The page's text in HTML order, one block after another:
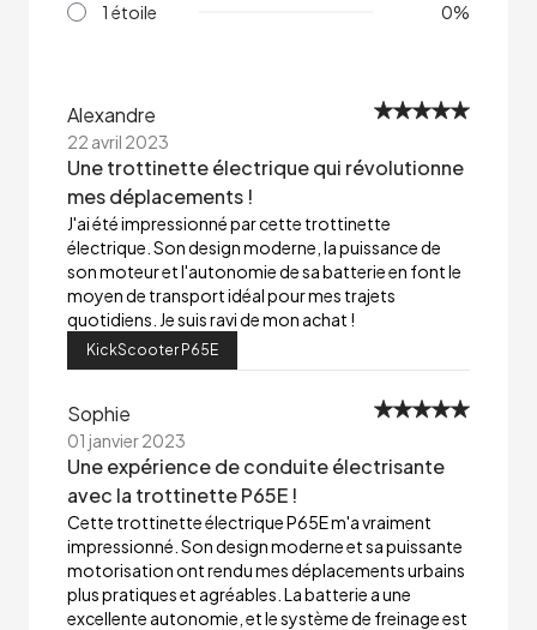
1 étoile
0%
Alexandre
22 avril 2023
Une trottinette électrique qui révolutionne
mes déplacements !
J'ai été impressionné par cette trottinette
électrique. Son design moderne, la puissance de
son moteur et l'autonomie de sa batterie en font le
moyen de transport idéal pour mes trajets
quotidiens. Je suis ravi de mon achat !
KickScooter P65E
Sophie
01 janvier 2023
Une expérience de conduite électrisante
avec la trottinette P65E !
Cette trottinette électrique P65E m'a vraiment
impressionné. Son design moderne et sa puissante
motorisation ont rendu mes déplacements urbains
plus pratiques et agréables. La batterie a une
excellente autonomie, et le système de freinage est